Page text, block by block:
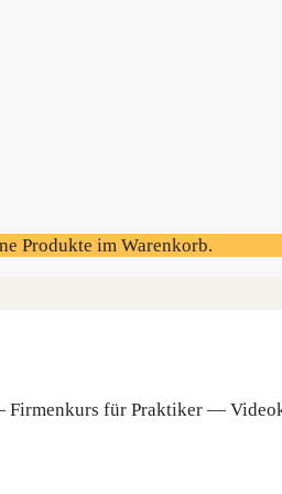
Produkte im Warenkorb.
Fir­men­kurs für Prak­ti­ker —